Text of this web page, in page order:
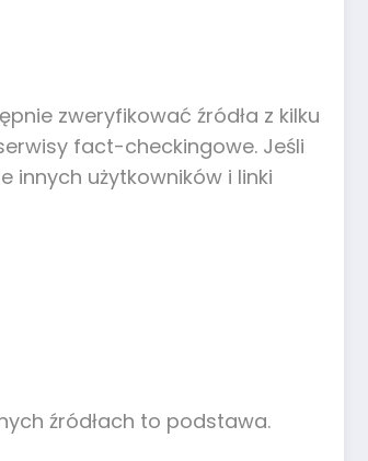
zweryfikować źródła z kilku
fact-checkingowe. Jeśli
innych użytkowników i linki
źródłach to podstawa.